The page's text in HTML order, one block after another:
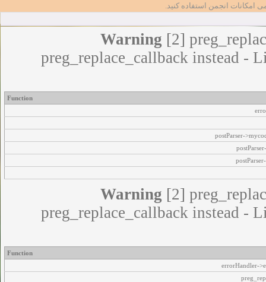
امکانات انجمن استفاده کنید.
Warning [2]
preg_replace_callback instead -
Function
postParser-
Warning [2]
preg_replace_callback instead -
Function
errorHandler-